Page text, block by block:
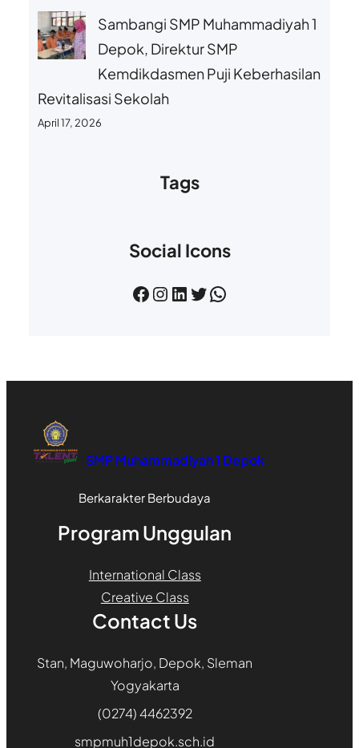
Sambangi SMP Muhammadiyah 1
Depok, Direktur SMP
Kemdikdasmen Puji Keberhasilan
Revitalisasi Sekolah
April 17, 2026
Tags
Social Icons
Facebook Instagram LinkedIn Twitter WhatsApp
SMP Muhammadiyah 1 Depok
Berkarakter Berbudaya
Program Unggulan
International Class
Creative Class
Contact Us
Stan, Maguwoharjo, Depok, Sleman
Yogyakarta
(0274) 4462392
smpmuh1depok.sch.id